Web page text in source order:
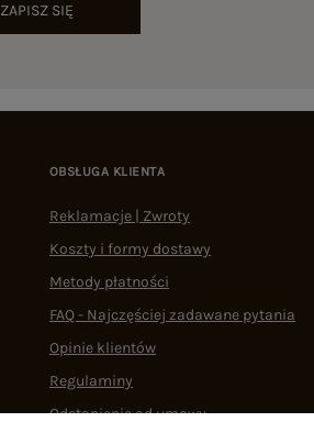
ZAPISZ SIĘ
OBSŁUGA KLIENTA
Reklamacje | Zwroty
Koszty i formy dostawy
Metody płatności
FAQ - Najczęściej zadawane pytania
Opinie klientów
Regulaminy
Odstąpienie od umowy